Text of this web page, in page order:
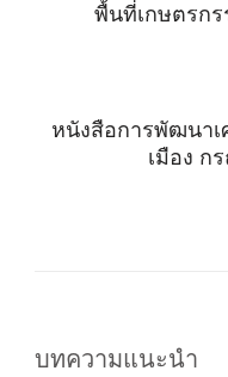
โพส
พื้นที่เกษตรกร
หนังสือการพัฒนา
เมือง ก
บทความแนะนำ